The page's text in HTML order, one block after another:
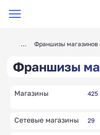
Франшизы магазинов
Франшизы
Магазины 425
Сетевые магазины 29